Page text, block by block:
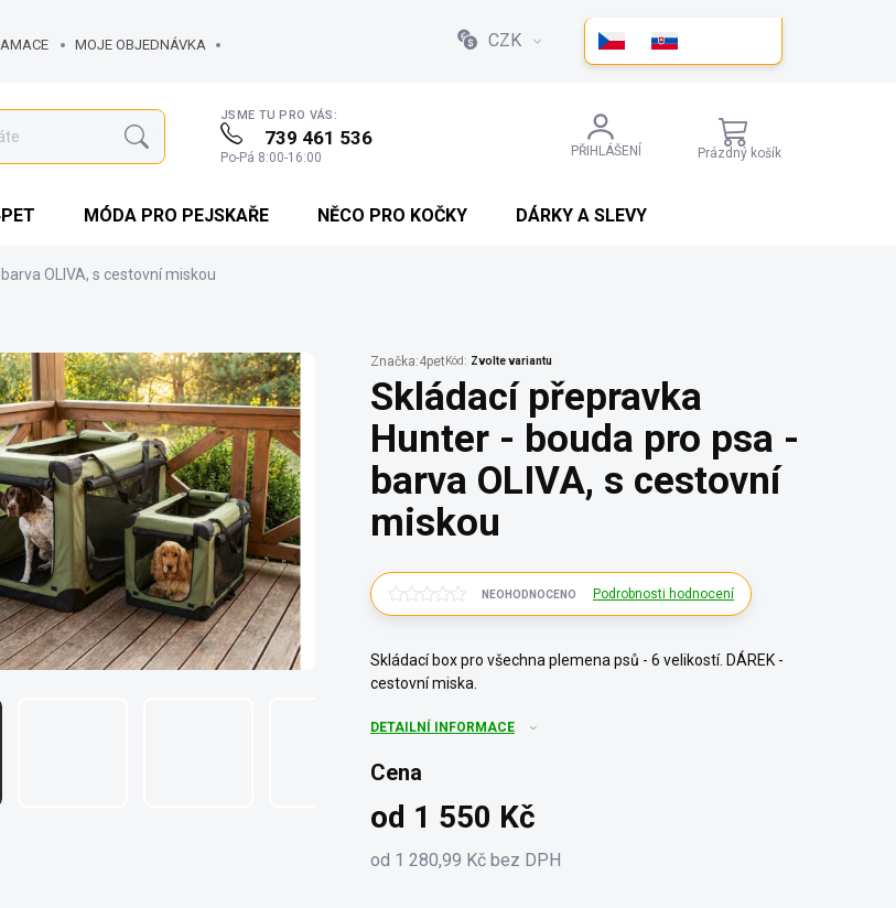
MOJE OBJEDNÁVKA CZK
Hledat
JSME TU PRO VÁS:
739 461 536
Po-Pá 8:00-16:00 PŘIHLÁŠENÍ
NÁKUPNÍ
KOŠÍK
Prázdný košík
MÓDA PRO PEJSKAŘE NĚCO PRO KOČKY DÁRKY A SLEVY
OLIVA, s cestovní miskou
Značka:4pet Kód: Zvolte variantu
Skládací přepravka
Hunter - bouda pro psa -
barva OLIVA, s cestovní
miskou
NEOHODNOCENO Podrobnosti hodnocení
Skládací box pro všechna plemena psů - 6 velikostí. DÁREK -
cestovní miska.
DETAILNÍ INFORMACE
Cena
od 1 550 Kč
od 1 280,99 Kč bez DPH